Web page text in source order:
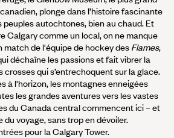
plonge dans l’histoire fascinante
peuples autochtones, bien au chaud. Et
Calgary comme un local, on ne manque
match de l'équipe de hockey des Flames,
déchaîne les passions et fait vibrer la
crosses qui s’entrechoquent sur la glace.
à l'horizon, les montagnes enneigées
les grandes aventures vers les vastes
du Canada central commencent ici – et
voyage, sans trop en dévoiler.
pour la Calgary Tower.